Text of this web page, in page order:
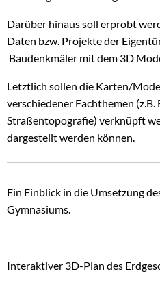
Darüber hinaus soll erprobt
Daten bzw. Projekte der
Baudenkmäler mit dem 3D
Letztlich sollen die Karten/
verschiedener Fachthemen (z.B.
Straßentopografie) verknüpft
dargestellt werden können.
Ein Einblick in die Umsetzung
Gymnasiums.
Interaktiver 3D-Plan des